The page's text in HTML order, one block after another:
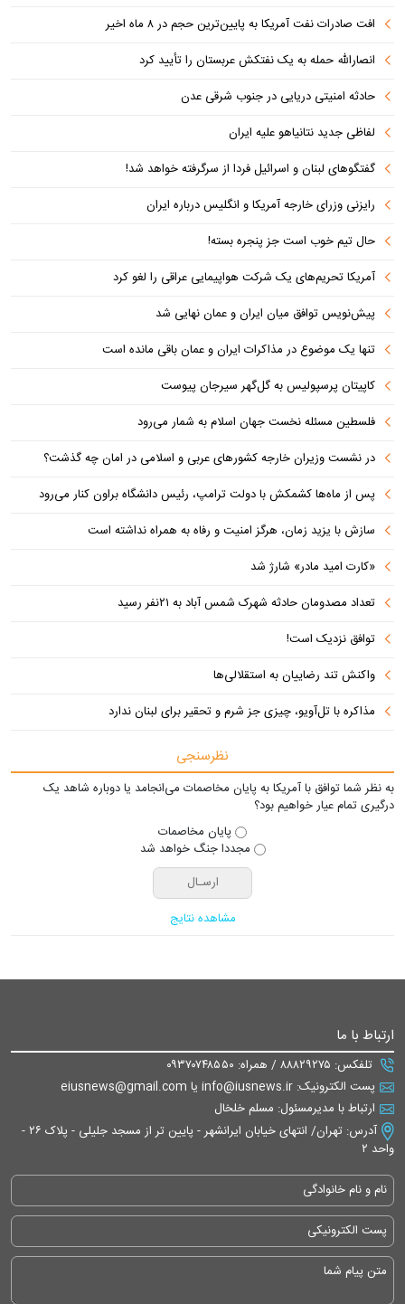
افت صادرات نفت آمریکا به پایین‌ترین حجم در ۸ ماه اخیر
انصارالله حمله به یک نفتکش عربستان را تأیید کرد
حادثه امنیتی دریایی در جنوب شرقی عدن
لفاظی جدید نتانیاهو علیه ایران
گفتگوهای لبنان و اسرائیل فردا از سرگرفته خواهد شد!
رایزنی وزرای خارجه آمریکا و انگلیس درباره ایران
حال تیم خوب است جز پنجره بسته!
آمریکا تحریم‌های یک شرکت هواپیمایی عراقی را لغو کرد
پیش‌نویس توافق میان ایران و عمان نهایی شد
تنها یک موضوع در مذاکرات ایران و عمان باقی مانده است
کاپیتان پرسپولیس به گل‌گهر سیرجان پیوست
فلسطین مسئله نخست جهان اسلام به شمار می‌رود
در نشست وزیران خارجه کشورهای عربی و اسلامی در امان چه گذشت؟
پس از ماه‌ها کشمکش با دولت ترامپ، رئیس دانشگاه براون کنار می‌رود
سازش با یزید زمان، هرگز امنیت و رفاه به همراه نداشته است
«کارت امید مادر» شارژ شد
تعداد مصدومان حادثه شهرک شمس آباد به ۲۱نفر رسید
توافق نزدیک است!
واکنش تند رضاییان به استقلالی‌ها
مذاکره با تل‌آویو، چیزی جز شرم و تحقیر برای لبنان ندارد
نظرسنجی
به نظر شما توافق با آمریکا به پایان مخاصمات می‌انجامد یا دوباره شاهد یک
درگیری تمام عیار خواهیم بود؟
پایان مخاصمات
مجددا جنگ خواهد شد
مشاهده نتایج
ارتباط با ما
تلفکس: ۸۸۸۲۹۲۷۵ / همراه: ۰۹۳۷۰۷۴۸۵۵۰
پست الکترونیک: info@iusnews.ir یا eiusnews@gmail.com
ارتباط با مدیرمسئول: مسلم خلخال
آدرس: تهران/ انتهای خیابان ایرانشهر - پایین تر از مسجد جلیلی - پلاک ۲۶ -
واحد ۲